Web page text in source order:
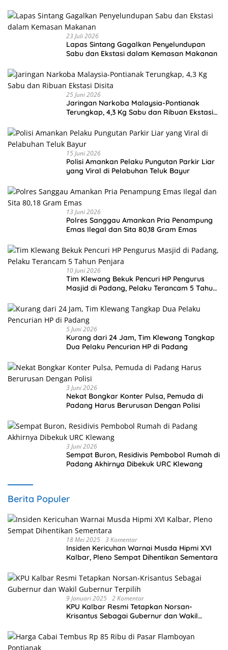
23 Juli 2026
Lapas Sintang Gagalkan Penyelundupan
Sabu dan Ekstasi dalam Kemasan Makanan
25 Juni 2026
Jaringan Narkoba Malaysia-Pontianak
Terungkap, 4,3 Kg Sabu dan Ribuan Ekstasi
15 Juni 2026
Polisi Amankan Pelaku Pungutan Parkir Liar
yang Viral di Pelabuhan Teluk Bayur
13 Juni 2026
Polres Sanggau Amankan Pria Penampung
Emas Ilegal dan Sita 80,18 Gram Emas
10 Juni 2026
Tim Klewang Bekuk Pencuri HP Pengurus
Masjid di Padang, Pelaku Terancam 5 Tahun
5 Juni 2026
Kurang dari 24 Jam, Tim Klewang Tangkap
Dua Pelaku Pencurian HP di Padang
3 Juni 2026
Nekat Bongkar Konter Pulsa, Pemuda di
Padang Harus Berurusan Dengan Polisi
3 Juni 2026
Sempat Buron, Residivis Pembobol Rumah di
Padang Akhirnya Dibekuk URC Klewang
Berita Populer
18 Mei 2025 3 Komentar
Insiden Kericuhan Warnai Musda Hipmi XVI
Kalbar, Pleno Sempat Dihentikan Sementara
9 Januari 2025 2 Komentar
KPU Kalbar Resmi Tetapkan Norsan-
Krisantus Sebagai Gubernur dan Wakil